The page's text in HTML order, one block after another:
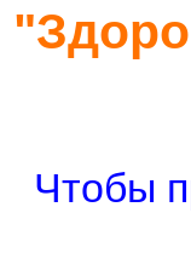
Чтобы